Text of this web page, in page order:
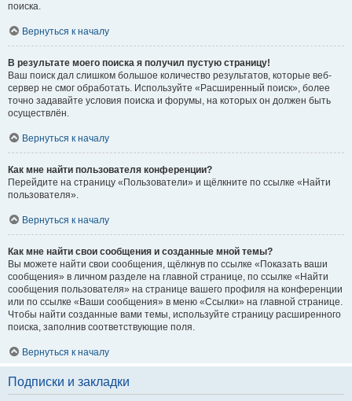
поиска.
Вернуться к началу
В результате моего поиска я получил пустую страницу!
Ваш поиск дал слишком большое количество результатов, которые веб-
сервер не смог обработать. Используйте «Расширенный поиск», более
точно задавайте условия поиска и форумы, на которых он должен быть
осуществлён.
Вернуться к началу
Как мне найти пользователя конференции?
Перейдите на страницу «Пользователи» и щёлкните по ссылке «Найти
пользователя».
Вернуться к началу
Как мне найти свои сообщения и созданные мной темы?
Вы можете найти свои сообщения, щёлкнув по ссылке «Показать ваши
сообщения» в личном разделе на главной странице, по ссылке «Найти
сообщения пользователя» на странице вашего профиля на конференции
или по ссылке «Ваши сообщения» в меню «Ссылки» на главной странице.
Чтобы найти созданные вами темы, используйте страницу расширенного
поиска, заполнив соответствующие поля.
Вернуться к началу
Подписки и закладки